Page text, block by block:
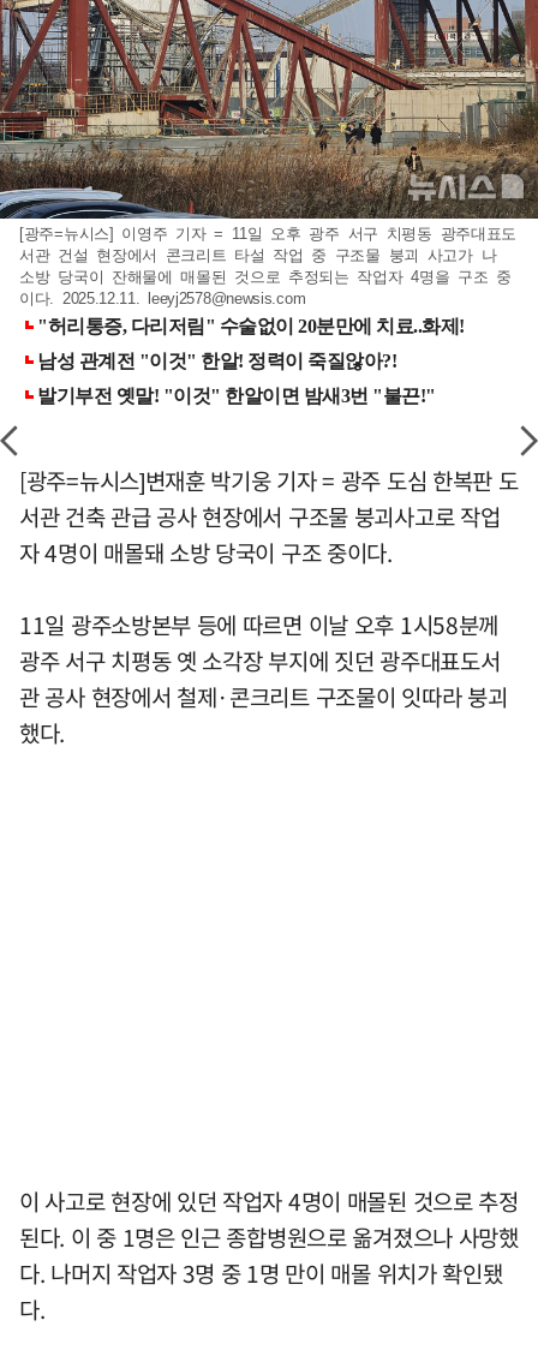
[광주=뉴시스] 이영주 기자 = 11일 오후 광주 서구 치평동 광주대표도
서관 건설 현장에서 콘크리트 타설 작업 중 구조물 붕괴 사고가 나
소방 당국이 잔해물에 매몰된 것으로 추정되는 작업자 4명을 구조 중
이다. 2025.12.11.
leeyj2578@newsis.com
[광주=뉴시스]변재훈 박기웅 기자 = 광주 도심 한복판 도
서관 건축 관급 공사 현장에서 구조물 붕괴사고로 작업
자 4명이 매몰돼 소방 당국이 구조 중이다.
11일 광주소방본부 등에 따르면 이날 오후 1시58분께
광주 서구 치평동 옛 소각장 부지에 짓던 광주대표도서
관 공사 현장에서 철제·콘크리트 구조물이 잇따라 붕괴
했다.
이 사고로 현장에 있던 작업자 4명이 매몰된 것으로 추정
된다. 이 중 1명은 인근 종합병원으로 옮겨졌으나 사망했
다. 나머지 작업자 3명 중 1명 만이 매몰 위치가 확인됐
다.